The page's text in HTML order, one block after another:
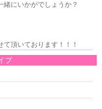
緒にいかがでしょうか？
頂いております！！！
ブ